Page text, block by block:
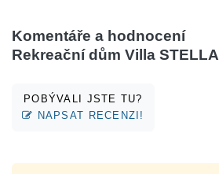
Komentáře a hodnocení
Rekreační dům Villa STELLA
POBÝVALI JSTE TU?
NAPSAT RECENZI!